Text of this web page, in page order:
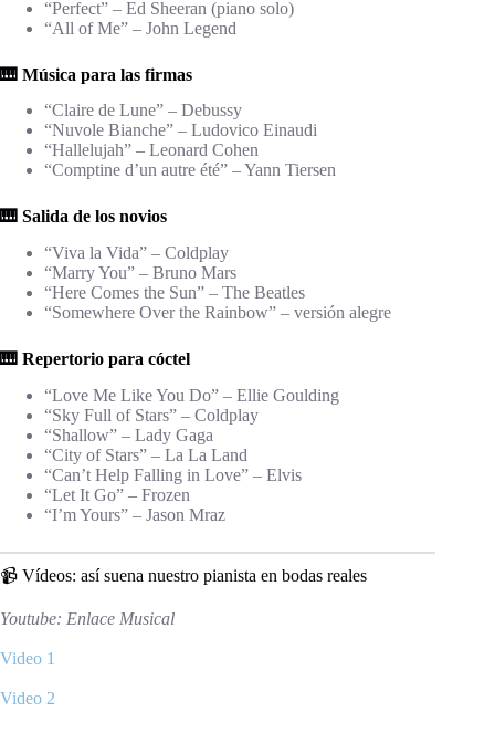
“Perfect” – Ed Sheeran (piano solo)
“All of Me” – John Legend
🎹 Música para las firmas
“Claire de Lune” – Debussy
“Nuvole Bianche” – Ludovico Einaudi
“Hallelujah” – Leonard Cohen
“Comptine d’un autre été” – Yann Tiersen
🎹 Salida de los novios
“Viva la Vida” – Coldplay
“Marry You” – Bruno Mars
“Here Comes the Sun” – The Beatles
“Somewhere Over the Rainbow” – versión alegre
🎹 Repertorio para cóctel
“Love Me Like You Do” – Ellie Goulding
“Sky Full of Stars” – Coldplay
“Shallow” – Lady Gaga
“City of Stars” – La La Land
“Can’t Help Falling in Love” – Elvis
“Let It Go” – Frozen
“I’m Yours” – Jason Mraz
📹 Vídeos: así suena nuestro pianista en bodas reales
Youtube: Enlace Musical
Video 1
Video 2